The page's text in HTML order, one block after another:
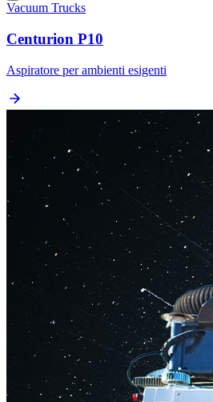
Vacuum Trucks
Centurion P10
Aspiratore per ambienti esigenti